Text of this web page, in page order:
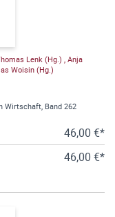
Lenk (Hg.) Anja
Woisin (Hg.)
Wirtschaft, Band 262
46,00 €*
46,00 €*